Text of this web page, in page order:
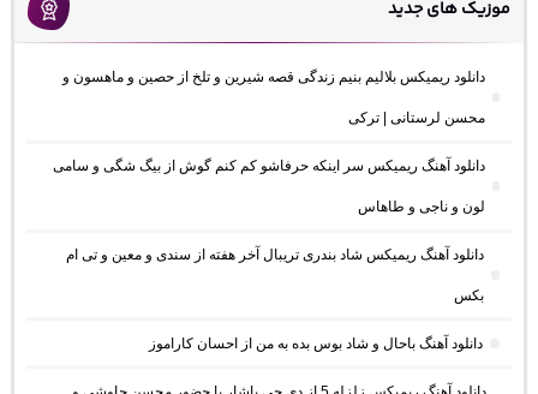
موزیک های جدید
دانلود ریمیکس بلالیم بنیم زندگی قصه شیرین و تلخ از حصین و ماهسون و
محسن لرستانی | ترکی
دانلود آهنگ ریمیکس سر اینکه حرفاشو کم کنم گوش از بیگ شگی و سامی
لون و ناجی و طاهاس
دانلود آهنگ ریمیکس شاد بندری تریبال آخر هفته از سندی و معین و تی ام
بکس
دانلود آهنگ باحال و شاد بوس بده به من از احسان کاراموز